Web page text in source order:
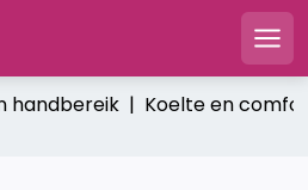
|Koelte en comfort: